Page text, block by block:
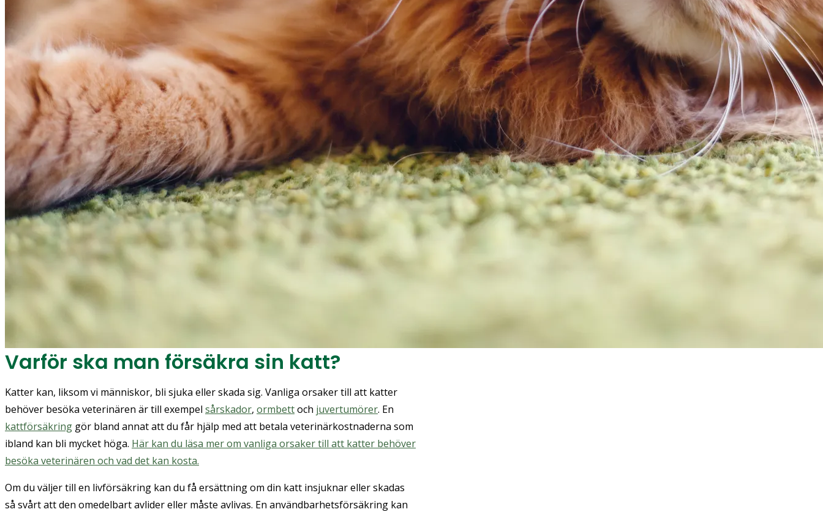
Varför ska man försäkra sin katt?
Katter kan, liksom vi människor, bli sjuka eller skada sig. Vanliga orsaker till att katter
behöver besöka veterinären är till exempel sårskador, ormbettoch juvertumörer. En
kattförsäkring gör bland annat att du får hjälp med att betala veterinärkostnaderna som
ibland kan bli mycket höga. Här kan du läsa mer om vanliga orsaker till att katter behöver
besöka veterinären och vad det kan kosta.
Om du väljer till en livförsäkring kan du få ersättning om din katt insjuknar eller skadas
så svårt att den omedelbart avlider eller måste avlivas. En användbarhetsförsäkring kan